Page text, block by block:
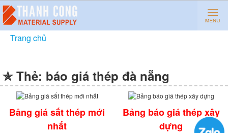
Trang chủ
✯ Thẻ: báo giá thép đà nẵng
Bảng giá sắt thép mới
nhất
Bảng báo giá thép xây
dựng